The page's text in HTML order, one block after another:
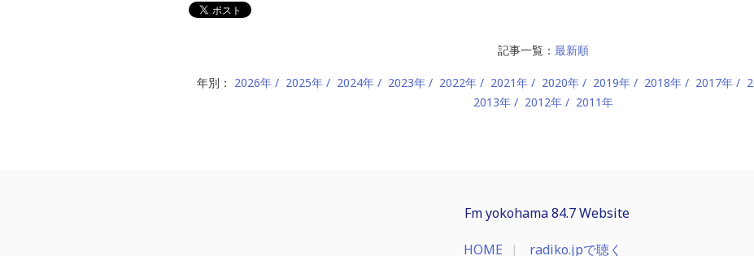
記事一覧： 最新順
年別： 2026年 2025年 2024年 2023年 2022年 2021年 2020年 2019年 2018年 2017年
2013年
2012年 2011年
Fm yokohama 84.7 Website
HOME radiko.jpで聴く